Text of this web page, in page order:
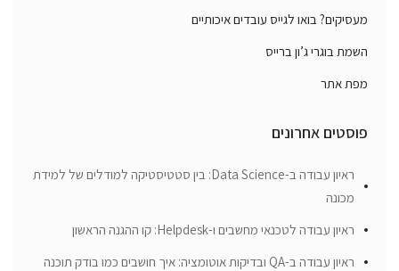
מעסיקים? בואו לגייס עובדים איכותיים
השמת בוגרי ג’ון ברייס
מפת אתר
פוסטים אחרונים
ראיון עבודה ב-Data Science: בין סטטיסטיקה למודלים של למידת
מכונה
ראיון עבודה לטכנאי מחשבים ו-Helpdesk: קו ההגנה הראשון
ראיון עבודה ב-QA ובדיקות אוטומציה: איך חושבים כמו בודק תוכנה